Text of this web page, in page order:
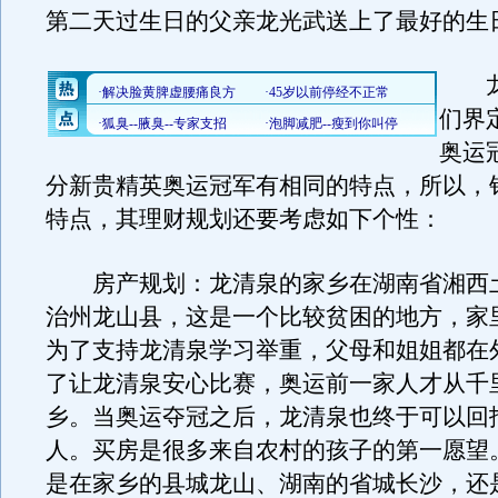
第二天过生日的父亲龙光武送上了最好的生
龙
们界
奥运
分新贵精英奥运冠军有相同的特点，所以，
特点，其理财规划还要考虑如下个性：
房产规划：龙清泉的家乡在湖南省湘西
治州龙山县，这是一个比较贫困的地方，家
为了支持龙清泉学习举重，父母和姐姐都在
了让龙清泉安心比赛，奥运前一家人才从千
乡。当奥运夺冠之后，龙清泉也终于可以回
人。买房是很多来自农村的孩子的第一愿望
是在家乡的县城龙山、湖南的省城长沙，还